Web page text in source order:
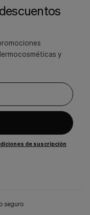
y
de suscripción
seguro